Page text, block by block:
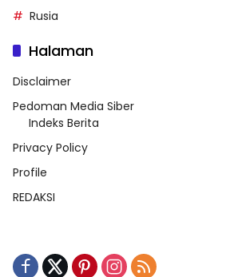
Rusia
Halaman
Disclaimer
Pedoman Media Siber
Indeks Berita
Privacy Policy
Profile
REDAKSI